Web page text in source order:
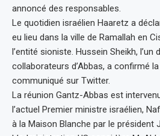
annoncé des responsables.
Le quotidien israélien Haaretz a
eu lieu dans la ville de Ramallah en
l’entité sioniste. Hussein Sheikh, l’un
collaborateurs d’Abbas, a confirmé
communiqué sur Twitter.
La réunion Gantz-Abbas est
l’actuel Premier ministre israélien,
à la Maison Blanche par le président